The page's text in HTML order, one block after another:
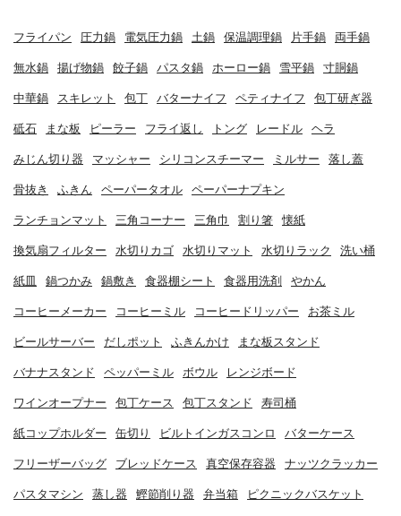
フライパン 圧力鍋 電気圧力鍋 土鍋 保温調理鍋 片手鍋 両手鍋
無水鍋 揚げ物鍋 餃子鍋 パスタ鍋 ホーロー鍋 雪平鍋 寸胴鍋
中華鍋 スキレット 包丁 バターナイフ ペティナイフ 包丁研ぎ器
砥石 まな板 ピーラー フライ返し トング レードル ヘラ
みじん切り器 マッシャー シリコンスチーマー ミルサー 落し蓋
骨抜き ふきん ペーパータオル ペーパーナプキン
ランチョンマット 三角コーナー 三角巾 割り箸 懐紙
換気扇フィルター 水切りカゴ 水切りマット 水切りラック 洗い桶
紙皿 鍋つかみ 鍋敷き 食器棚シート 食器用洗剤 やかん
コーヒーメーカー コーヒーミル コーヒードリッパー お茶ミル
ビールサーバー だしポット ふきんかけ まな板スタンド
バナナスタンド ペッパーミル ボウル レンジボード
ワインオープナー 包丁ケース 包丁スタンド 寿司桶
紙コップホルダー 缶切り ビルトインガスコンロ バターケース
フリーザーバッグ ブレッドケース 真空保存容器 ナッツクラッカー
パスタマシン 蒸し器 鰹節削り器 弁当箱 ピクニックバスケット